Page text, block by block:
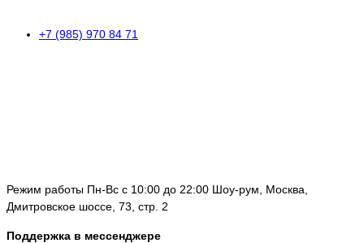
+7 (985) 970 84 71
Режим работы Пн-Вс с 10:00 до 22:00 Шоу-рум, Москва,
Дмитровское шоссе, 73, стр. 2
Поддержка в мессенджере